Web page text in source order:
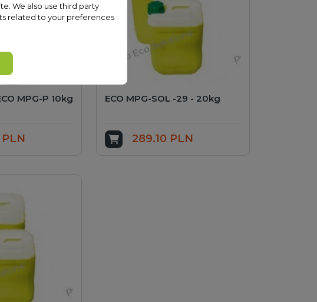
MPG-P 10kg ECO MPG-SOL -29 - 20kg
Add to cart
289.10 PLN
We also use third party
related to your preferences